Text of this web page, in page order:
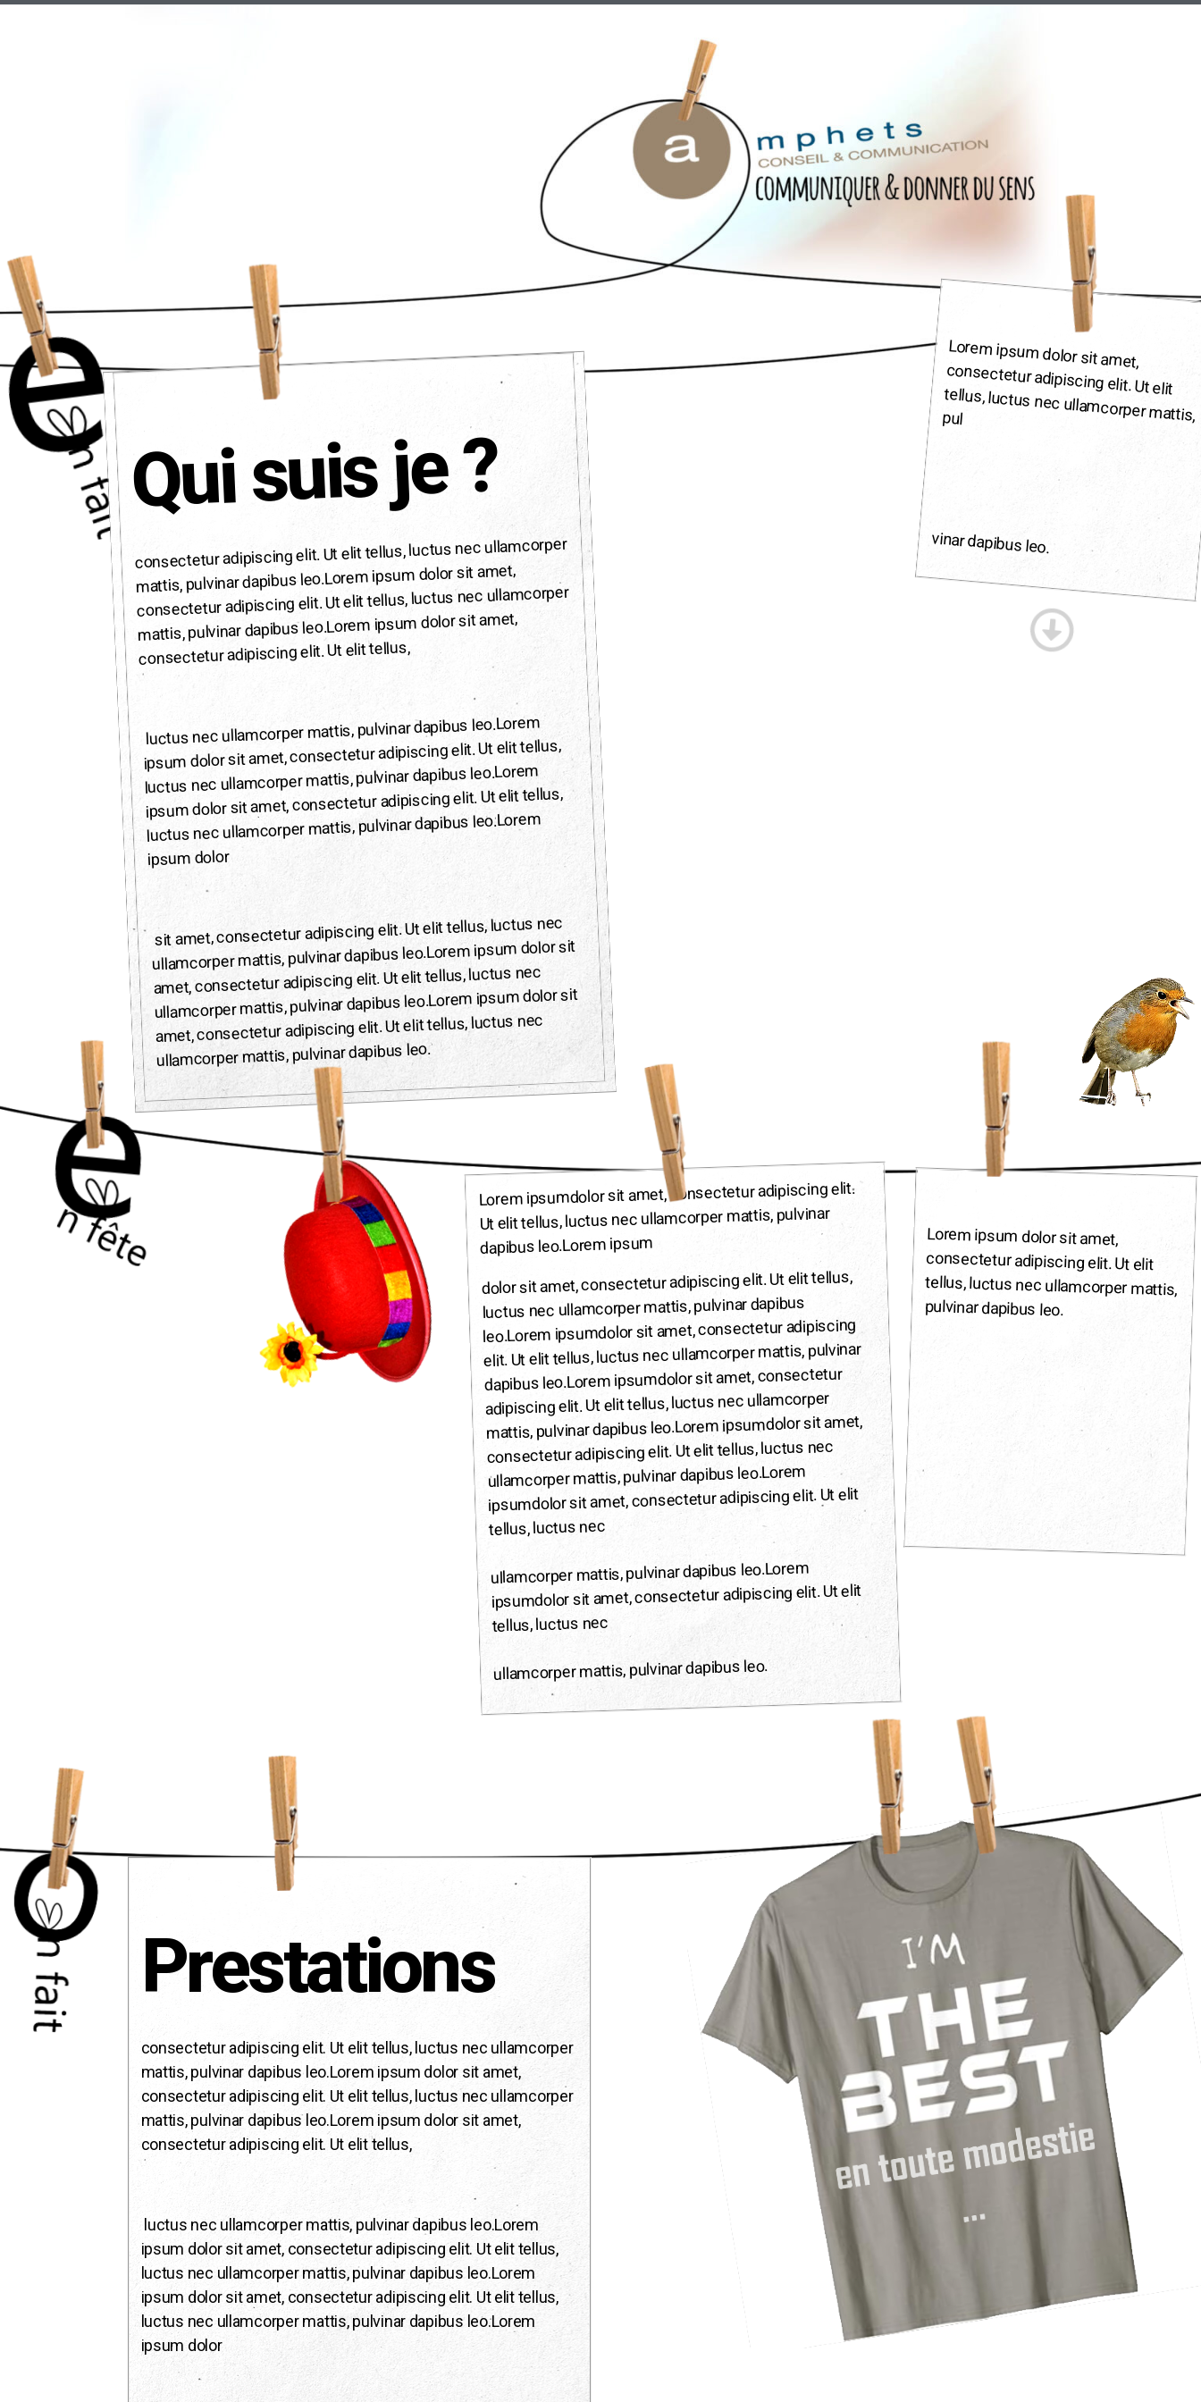
Qui suis je ?
consectetur adipiscing elit. Ut elit tellus, luctus nec ullamcorper
mattis, pulvinar dapibus leo.Lorem ipsum dolor sit amet,
consectetur adipiscing elit. Ut elit tellus, luctus nec ullamcorper
mattis, pulvinar dapibus leo.Lorem ipsum dolor sit amet,
consectetur adipiscing elit. Ut elit tellus,
luctus nec ullamcorper mattis, pulvinar dapibus leo.Lorem
ipsum dolor sit amet, consectetur adipiscing elit. Ut elit tellus,
luctus nec ullamcorper mattis, pulvinar dapibus leo.Lorem
ipsum dolor sit amet, consectetur adipiscing elit. Ut elit tellus,
luctus nec ullamcorper mattis, pulvinar dapibus leo.Lorem
ipsum dolor
sit amet, consectetur adipiscing elit. Ut elit tellus, luctus nec
ullamcorper mattis, pulvinar dapibus leo.Lorem ipsum dolor sit
amet, consectetur adipiscing elit. Ut elit tellus, luctus nec
ullamcorper mattis, pulvinar dapibus leo.Lorem ipsum dolor sit
amet, consectetur adipiscing elit. Ut elit tellus, luctus nec
ullamcorper mattis, pulvinar dapibus leo.
Lorem ipsum dolor sit amet,
consectetur adipiscing elit. Ut elit
tellus, luctus nec ullamcorper mattis,
pul
vinar dapibus leo.
Lorem ipsumdolor sit amet, consectetur adipiscing elit.
Ut elit tellus, luctus nec ullamcorper mattis, pulvinar
dapibus leo.Lorem ipsum
dolor sit amet, consectetur adipiscing elit. Ut elit tellus,
luctus nec ullamcorper mattis, pulvinar dapibus
leo.Lorem ipsumdolor sit amet, consectetur adipiscing
elit. Ut elit tellus, luctus nec ullamcorper mattis, pulvinar
dapibus leo.Lorem ipsumdolor sit amet, consectetur
adipiscing elit. Ut elit tellus, luctus nec ullamcorper
mattis, pulvinar dapibus leo.Lorem ipsumdolor sit amet,
consectetur adipiscing elit. Ut elit tellus, luctus nec
ullamcorper mattis, pulvinar dapibus leo.Lorem
ipsumdolor sit amet, consectetur adipiscing elit. Ut elit
tellus, luctus nec
ullamcorper mattis, pulvinar dapibus leo.Lorem
ipsumdolor sit amet, consectetur adipiscing elit. Ut elit
tellus, luctus nec
ullamcorper mattis, pulvinar dapibus leo.
Lorem ipsum dolor sit amet,
consectetur adipiscing elit. Ut elit
tellus, luctus nec ullamcorper mattis,
pulvinar dapibus leo.
Prestations
consectetur adipiscing elit. Ut elit tellus, luctus nec ullamcorper
mattis, pulvinar dapibus leo.Lorem ipsum dolor sit amet,
consectetur adipiscing elit. Ut elit tellus, luctus nec ullamcorper
mattis, pulvinar dapibus leo.Lorem ipsum dolor sit amet,
consectetur adipiscing elit. Ut elit tellus,
luctus nec ullamcorper mattis, pulvinar dapibus leo.Lorem
ipsum dolor sit amet, consectetur adipiscing elit. Ut elit tellus,
luctus nec ullamcorper mattis, pulvinar dapibus leo.Lorem
ipsum dolor sit amet, consectetur adipiscing elit. Ut elit tellus,
luctus nec ullamcorper mattis, pulvinar dapibus leo.Lorem
ipsum dolor